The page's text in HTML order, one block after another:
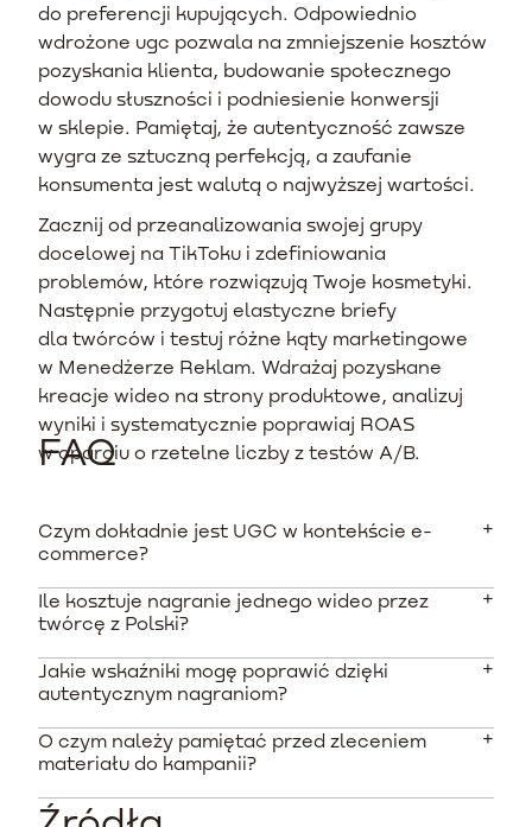
do preferencji kupujących. Odpowiednio
wdrożone ugc pozwala na zmniejszenie kosztów
pozyskania klienta, budowanie społecznego
dowodu słuszności i podniesienie konwersji
w sklepie. Pamiętaj, że autentyczność zawsze
wygra ze sztuczną perfekcją, a zaufanie
konsumenta jest walutą o najwyższej wartości.
Zacznij od przeanalizowania swojej grupy
docelowej na TikToku i zdefiniowania
problemów, które rozwiązują Twoje kosmetyki.
Następnie przygotuj elastyczne briefy
dla twórców i testuj różne kąty marketingowe
w Menedżerze Reklam. Wdrażaj pozyskane
kreacje wideo na strony produktowe, analizuj
wyniki i systematycznie poprawiaj ROAS
w oparciu o rzetelne liczby z testów A/B.
FAQ
Czym dokładnie jest UGC w kontekście e-
commerce?
Są to materiały tworzone przez faktycznych
samą markę. W e-commerce przyjmują formę
szczerych recenzji, zdjęć oraz autentycznych filmów
Ile kosztuje nagranie jednego wideo przez
twórcę z Polski?
Ceny zaczynają się od około 200 PLN za materiał od
portfolio i gwarancją wysokiej jakości żądają
zazwyczaj od 500 do 1000 PLN za jeden zmontowany
Jakie wskaźniki mogę poprawić dzięki
autentycznym nagraniom?
Tego typu wideo potrafi podnieść współczynnik
przypadku płatnych kampanii na TikToku generuje
O czym należy pamiętać przed zleceniem
materiału do kampanii?